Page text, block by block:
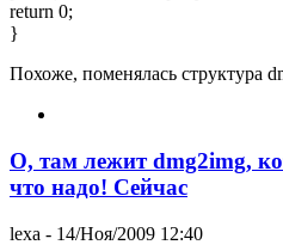
return 0;
}
Похоже, поменялась структура
О, там лежит dmg2img,
что надо! Сейчас
lexa - 14/Ноя/2009 12:40